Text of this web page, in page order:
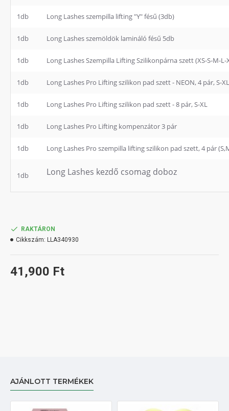
1db Long Lashes szempilla lifting "Y" fésű (3db)
1db Long Lashes szemöldök lamináló fésű 5db
1db Long Lashes Szempilla Lifting Szilikonpárna szett (XS-S-M-L-
1db Long Lashes Pro Lifting szilikon pad szett - NEON, 4 pár, S-XL
1db Long Lashes Pro Lifting szilikon pad szett - 8 pár, S-XL
1db Long Lashes Pro Lifting kompenzátor 3 pár
1db Long Lashes Pro szempilla lifting szilikon pad szett, 4 pár
1db Long Lashes kezdő csomag doboz
41,900 Ft
RAKTÁRON
Cikkszám: LLA340930
AJÁNLOTT TERMÉKEK